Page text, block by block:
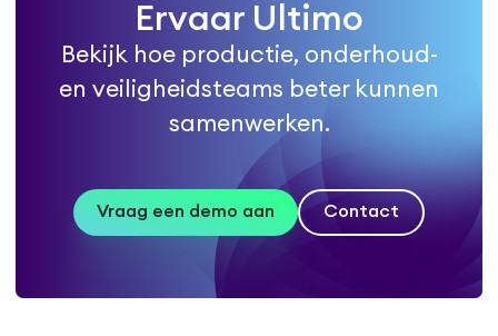
Ervaar Ultimo
Bekijk hoe productie, onderhoud-
en veiligheidsteams beter kunnen
samenwerken.
Vraag een demo aan Contact